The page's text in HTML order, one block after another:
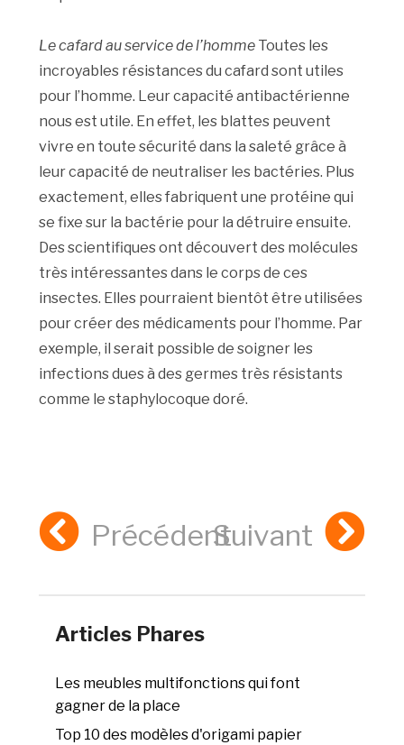
Le cafard au service de l’homme Toutes les
incroyables résistances du cafard sont utiles
pour l’homme. Leur capacité antibactérienne
nous est utile. En effet, les blattes peuvent
vivre en toute sécurité dans la saleté grâce à
leur capacité de neutraliser les bactéries. Plus
exactement, elles fabriquent une protéine qui
se fixe sur la bactérie pour la détruire ensuite.
Des scientifiques ont découvert des molécules
très intéressantes dans le corps de ces
insectes. Elles pourraient bientôt être utilisées
pour créer des médicaments pour l’homme. Par
exemple, il serait possible de soigner les
infections dues à des germes très résistants
comme le staphylocoque doré.
PrécédentSuivant
Articles Phares
Les meubles multifonctions qui font
gagner de la place
Top 10 des modèles d'origami papier